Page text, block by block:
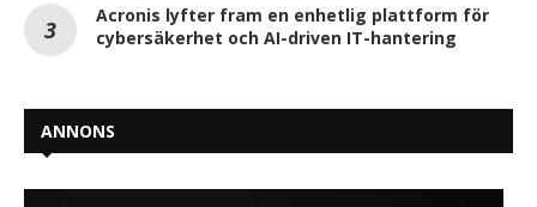
Acronis lyfter fram en enhetlig plattform för
cybersäkerhet och AI-driven IT-hantering
ANNONS